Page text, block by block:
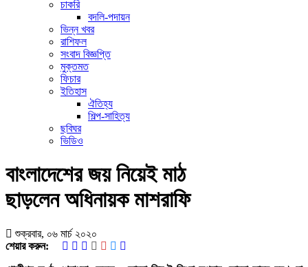
চাকরি
বদলি-পদায়ন
ভিন্ন খবর
রাশিফল
সংবাদ বিজ্ঞপ্তি
মুক্তমত
ফিচার
ইতিহাস
ঐতিহ্য
শিল্প-সাহিত্য
ছবিঘর
ভিডিও
বাংলাদেশের জয় নিয়েই মাঠ
ছাড়লেন অধিনায়ক মাশরাফি
শুক্রবার, ০৬ মার্চ ২০২০
শেয়ার করুন: